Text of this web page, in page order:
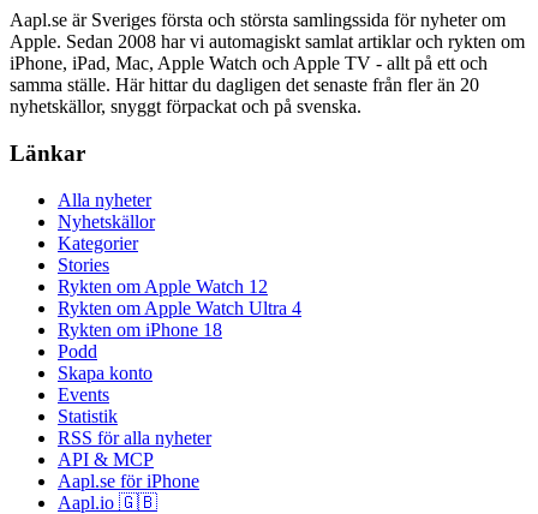
Aapl.se är Sveriges första och största samlingssida för nyheter om
Apple. Sedan 2008 har vi automagiskt samlat artiklar och rykten om
iPhone, iPad, Mac, Apple Watch och Apple TV - allt på ett och
samma ställe. Här hittar du dagligen det senaste från fler än 20
nyhetskällor, snyggt förpackat och på svenska.
Länkar
Alla nyheter
Nyhetskällor
Kategorier
Stories
Rykten om Apple Watch 12
Rykten om Apple Watch Ultra 4
Rykten om iPhone 18
Podd
Skapa konto
Events
Statistik
RSS för alla nyheter
API & MCP
Aapl.se för iPhone
Aapl.io 🇬🇧